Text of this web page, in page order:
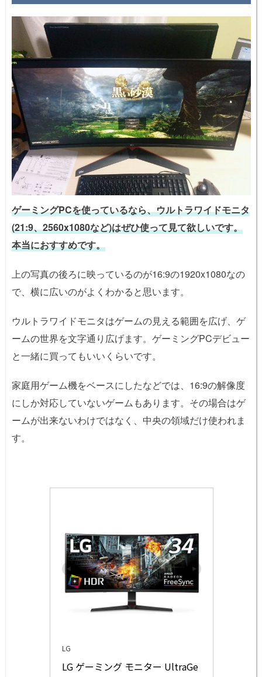
ゲーミングPCを使っているなら、ウルトラワイドモニタ
(21:9、2560x1080など)はぜひ使って見て欲しいです。
本当におすすめです。
上の写真の後ろに映っているのが16:9の1920x1080なの
で、横に広いのがよくわかると思います。
ウルトラワイドモニタはゲームの見える範囲を広げ、ゲ
ームの世界を文字通り広げます。ゲーミングPCデビュー
と一緒に買ってもいいくらいです。
家庭用ゲーム機をベースにしたなどでは、16:9の解像度
にしか対応していないゲームもあります。その場合はゲ
ームが出来ないわけではなく、中央の領域だけ使われま
す。
LG
LG ゲーミング モニター UltraGe